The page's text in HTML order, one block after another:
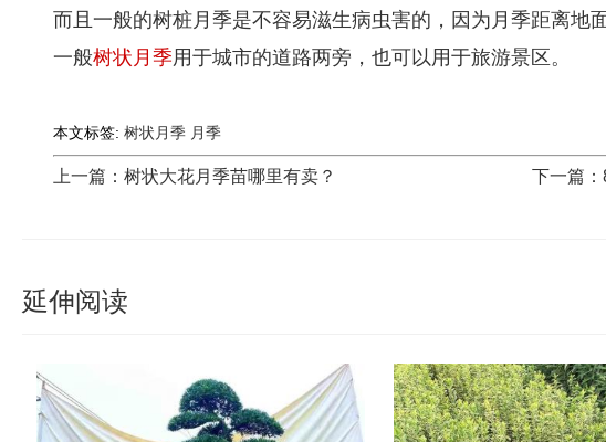
而且一般的树桩月季是不容易滋生病虫害的，因为月季距离地
一般树状月季用于城市的道路两旁，也可以用于旅游景区。
本文标签: 树状月季 月季
上一篇：树状大花月季苗哪里有卖？ 下一篇
延伸阅读